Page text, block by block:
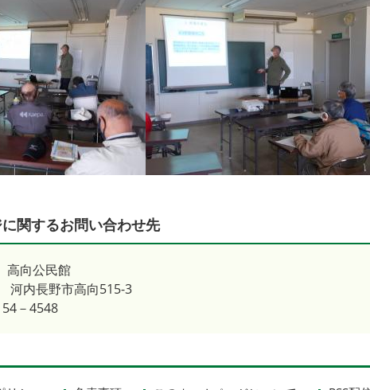
関するお問い合わせ先
高向公民館
河内長野市高向515-3
－4548